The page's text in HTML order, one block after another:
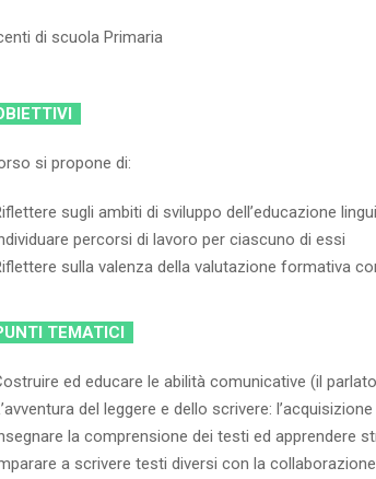
di scuola Primaria
si propone di:
sugli ambiti di sviluppo dell’educazione
percorsi di lavoro per ciascuno di essi
sulla valenza della valutazione formativa
TEMATICI
ed educare le abilità comunicative (il
del leggere e dello scrivere:
la comprensione dei testi ed apprendere
a scrivere testi diversi con la